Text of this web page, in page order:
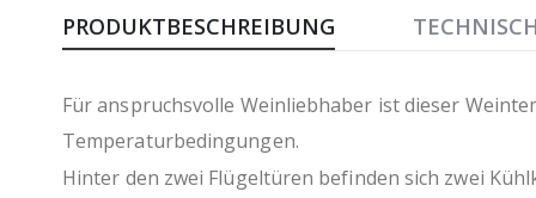
der
Bildergalerie
PRODUKTBESCHREIBUNG
Für anspruchsvolle Weinliebhaber ist dieser
Temperaturbedingungen.
Hinter den zwei Flügeltüren befinden sich zwei